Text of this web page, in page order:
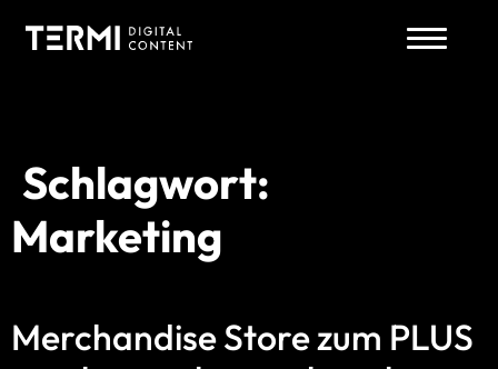
Zum
Inhalt
springen
Schlagwort:
Marketing
Merchandise Store zum PLUS